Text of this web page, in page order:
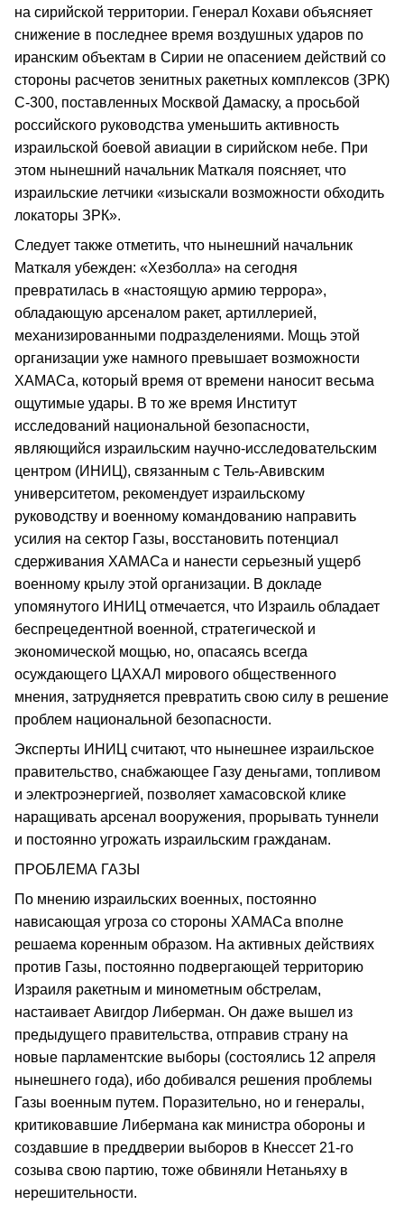
на сирийской территории. Генерал Кохави объясняет
снижение в последнее время воздушных ударов по
иранским объектам в Сирии не опасением действий со
стороны расчетов зенитных ракетных комплексов (ЗРК)
С-300, поставленных Москвой Дамаску, а просьбой
российского руководства уменьшить активность
израильской боевой авиации в сирийском небе. При
этом нынешний начальник Маткаля поясняет, что
израильские летчики «изыскали возможности обходить
локаторы ЗРК».
Следует также отметить, что нынешний начальник
Маткаля убежден: «Хезболла» на сегодня
превратилась в «настоящую армию террора»,
обладающую арсеналом ракет, артиллерией,
механизированными подразделениями. Мощь этой
организации уже намного превышает возможности
ХАМАСа, который время от времени наносит весьма
ощутимые удары. В то же время Институт
исследований национальной безопасности,
являющийся израильским научно-исследовательским
центром (ИНИЦ), связанным с Тель-Авивским
университетом, рекомендует израильскому
руководству и военному командованию направить
усилия на сектор Газы, восстановить потенциал
сдерживания ХАМАСа и нанести серьезный ущерб
военному крылу этой организации. В докладе
упомянутого ИНИЦ отмечается, что Израиль обладает
беспрецедентной военной, стратегической и
экономической мощью, но, опасаясь всегда
осуждающего ЦАХАЛ мирового общественного
мнения, затрудняется превратить свою силу в решение
проблем национальной безопасности.
Эксперты ИНИЦ считают, что нынешнее израильское
правительство, снабжающее Газу деньгами, топливом
и электроэнергией, позволяет хамасовской клике
наращивать арсенал вооружения, прорывать туннели
и постоянно угрожать израильским гражданам.
ПРОБЛЕМА ГАЗЫ
По мнению израильских военных, постоянно
нависающая угроза со стороны ХАМАСа вполне
решаема коренным образом. На активных действиях
против Газы, постоянно подвергающей территорию
Израиля ракетным и минометным обстрелам,
настаивает Авигдор Либерман. Он даже вышел из
предыдущего правительства, отправив страну на
новые парламентские выборы (состоялись 12 апреля
нынешнего года), ибо добивался решения проблемы
Газы военным путем. Поразительно, но и генералы,
критиковавшие Либермана как министра обороны и
создавшие в преддверии выборов в Кнессет 21-го
созыва свою партию, тоже обвиняли Нетаньяху в
нерешительности.